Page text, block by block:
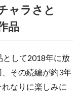
ャラさと
品
として2018年に放
その続編が約3年
なりに楽しみに